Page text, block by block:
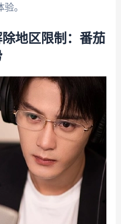
。
地区限制：番茄